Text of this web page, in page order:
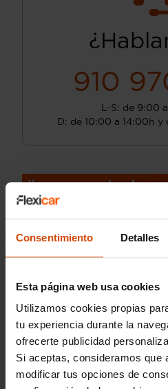
Consentimiento Detalles
Esta página web usa cookies
Utilizamos cookies propias
tu experiencia durante la
ofrecerte publicidad
Si aceptas, consideramos que
modificar tus opciones de
910
L-S: de 9:00
D: de 10:00 a 14:00h y